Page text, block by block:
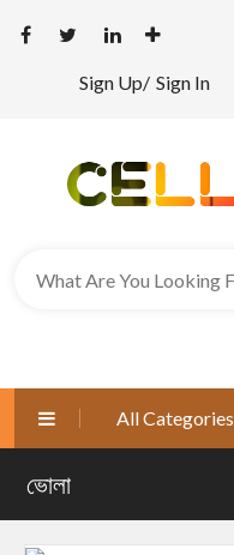
Sign Up/ Sign In
All Categories
ভোলা